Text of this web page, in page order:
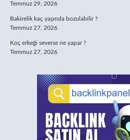
Temmuz 29, 2026
Bakirelik kaç yaşında bozulabilir ?
Temmuz 27, 2026
Koç erkeği severse ne yapar ?
Temmuz 27, 2026